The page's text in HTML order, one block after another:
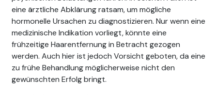
eine ärztliche Abklärung ratsam, um mögliche
hormonelle Ursachen zu diagnostizieren. Nur wenn eine
medizinische Indikation vorliegt, könnte eine
frühzeitige Haarentfernung in Betracht gezogen
werden. Auch hier ist jedoch Vorsicht geboten, da eine
zu frühe Behandlung möglicherweise nicht den
gewünschten Erfolg bringt.